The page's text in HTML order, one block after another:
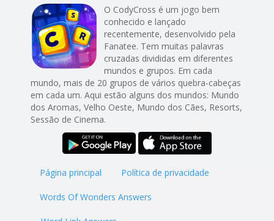
O CodyCross é um jogo bem
conhecido e lançado
recentemente, desenvolvido pela
Fanatee. Tem muitas palavras
cruzadas divididas em diferentes
mundos e grupos. Em cada
mundo, mais de 20 grupos de vários quebra-cabeças
em cada um. Aqui estão alguns dos mundos: Mundo
dos Aromas, Velho Oeste, Mundo dos Cães, Resorts,
Sessão de Cinema.
Página principal Política de privacidade
Words Of Wonders Answers